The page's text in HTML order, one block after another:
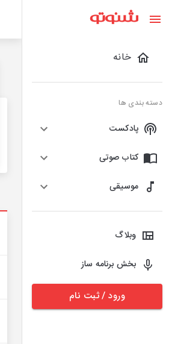
خانه
دسته بندی ها
پادکست
کتاب صوتی
موسیقی
وبلاگ
بخش برنامه ساز
ورود / ثبت نام